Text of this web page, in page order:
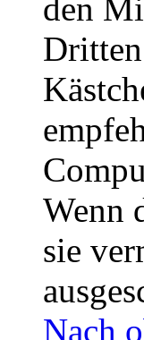
den
Wenn
sie
Nach